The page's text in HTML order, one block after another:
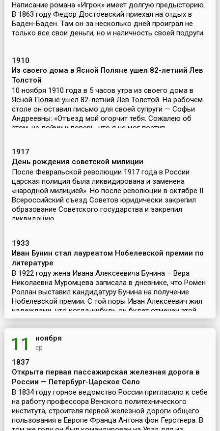
Написание романа «Игрок» имеет долгую предысторию.
В 1863 году Федор Достоевский приехал на отдых в
Баден-Баден. Там он за несколько дней проиграл не
только все свои деньги, но и наличность своей подруги
1910
Из своего дома в Ясной Поляне ушел 82-летний Лев
Толстой
10 ноября 1910 года в 5 часов утра из своего дома в
Ясной Поляне ушел 82-летний Лев Толстой. На рабочем
столе он оставил письмо для своей супруги — Софьи
Андреевны: «Отъезд мой огорчит тебя. Сожалею об
этом, но пойми и поверь, что я не мог поступ...
1917
День рождения советской милиции
После Февральской революции 1917 года в России
царская полиция была ликвидирована и заменена
«народной милицией». Но после революции в октябре II
Всероссийский съезд Советов юридически закрепил
образование Советского государства и закрепил
ликвидацию...
1933
Иван Бунин стал лауреатом Нобелевской премии по
литературе
В 1922 году жена Ивана Алексеевича Бунина – Вера
Николаевна Муромцева записала в дневнике, что Ромен
Роллан выставил кандидатуру Бунина на получение
Нобелевской премии. С той поры Иван Алексеевич жил
надеждами, что когда-нибудь он будет отмечен этой ...
11 ноября
ср
1837
Открыта первая пассажирская железная дорога в
России — Петербург-Царское Село
В 1834 году горное ведомство России пригласило к себе
на работу профессора Венского политехнического
института, строителя первой железной дороги общего
пользования в Европе Франца Антона фон Герстнера. В